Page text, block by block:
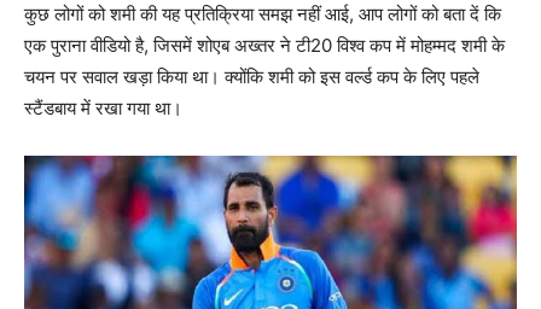
कुछ लोगों को शमी की यह प्रतिक्रिया समझ नहीं आई, आप लोगों को बता दें कि
एक पुराना वीडियो है, जिसमें शोएब अख्‍तर ने टी20 विश्व कप में मोहम्‍मद शमी के
चयन पर सवाल खड़ा किया था। क्योंकि शमी को इस वर्ल्‍ड कप के लिए पहले
स्‍टैंडबाय में रखा गया था।